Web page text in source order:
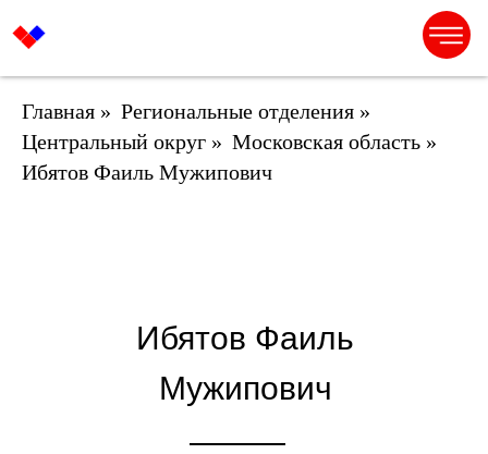
Главная » Региональные отделения »
Центральный округ » Московская область »
Ибятов Фаиль Мужипович
Ибятов Фаиль
Мужипович